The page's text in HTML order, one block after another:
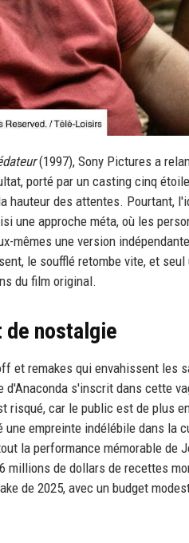
(1997), Sony Pictures a
porté par un casting cinq
hauteur des attentes. Pourtant,
une approche méta, où les
mêmes une version
le soufflé retombe vite, et
du film original.
de nostalgie
et remakes qui envahissent les
s'inscrit dans cette
risqué, car le public est de plus
empreinte indélébile dans la
la performance mémorable de
de dollars de recettes
de 2025, avec un budget